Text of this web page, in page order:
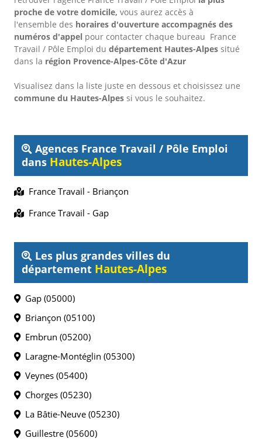
proche de votre domicile, vous aurez accès à
l'ensemble des horaires d'ouverture accompagnés des
numéros d'appel pour contacter chaque bureau France
Travail / Pôle Emploi du département Hautes-Alpes situé
dans la région Provence-Alpes-Côte d'Azur
Visualisez dans la liste juste en dessous et choisissez une
commune du Hautes-Alpes si vous le souhaitez.
Agences France Travail / Pôle Emploi
dans Hautes-Alpes
France Travail - Briançon
France Travail - Gap
Les plus grandes villes du
département Hautes-Alpes
Gap (05000)
Briançon (05100)
Embrun (05200)
Laragne-Montéglin (05300)
Veynes (05400)
Chorges (05230)
La Bâtie-Neuve (05230)
Guillestre (05600)